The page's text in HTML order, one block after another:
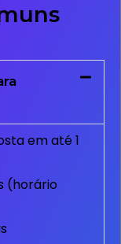
em até 1
(horário